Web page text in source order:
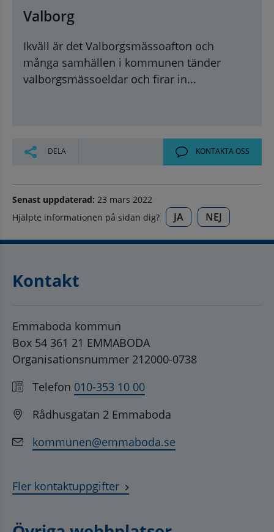
Valborg
Ikväll är det Valborgsmässoafton och
många samhällen i kommunen tänder
valborgsmässoeldar och firar in...
DELA KONTAKTA OSS
Senast uppdaterad: 23 mars 2022
Hjälpte informationen på sidan dig?
JA NEJ
Kontakt
Emmaboda kommun
Box 54 361 21 EMMABODA
Organisationsnummer 212000-0738
Telefon 010-353 10 00
Rådhusgatan 2 Emmaboda
kommunen@emmaboda.se
Fler kontaktuppgifter